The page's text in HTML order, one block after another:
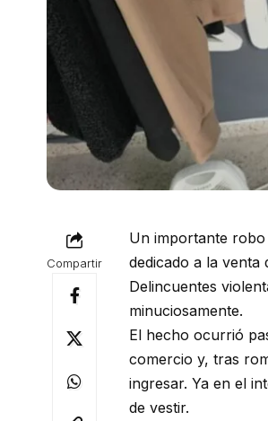
Compartir
Un importante
dedicado a la
Delincuentes
minuciosamente.
El hecho ocurrió
comercio y, tras
ingresar. Ya en el
de vestir.